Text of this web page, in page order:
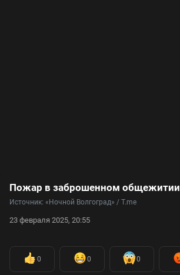
Пожар в заброшенном общежитии
Источник: «Ночной Волгоград» / T.me
23 февраля 2025, 20:55
0 0 0